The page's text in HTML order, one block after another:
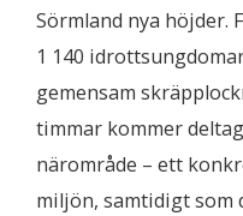
Sörmland nya höjder.
1 140
gemensam
timmar kommer
närområde – ett
miljön, samtidigt som